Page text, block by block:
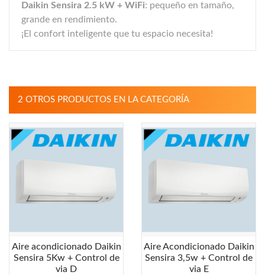
Daikin Sensira 2.5 kW + WiFi: pequeño en tamaño,
grande en rendimiento.
¡El confort inteligente que tu espacio necesita!
2 OTROS PRODUCTOS EN LA CATEGORÍA
Aire acondicionado Daikin
Sensira 5Kw + Control de
via D
Aire Acondicionado Daikin
Sensira 3,5w + Control de
via E